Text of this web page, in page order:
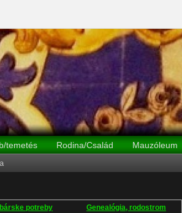
temetés Rodina/Család Mauzóleum
potreby Genealógia, rodostrom